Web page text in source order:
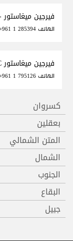
فيرجين
الهاتف1 285394
فيرجين ميغاستور ABC فردان
الهاتف1 795126
كسروان
بعقلين
المتن الشمالي
الشمال
الجنوب
البقاع
جبيل